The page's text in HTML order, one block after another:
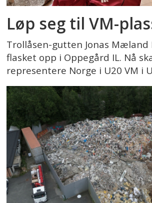
Løp seg til VM-
Trollåsen-gutten Jonas Mæland
flasket opp i Oppegård IL. Nå
representere Norge i U20 VM i